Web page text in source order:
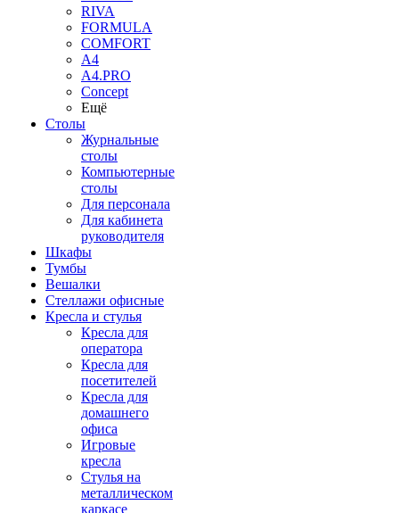
RIVA
FORMULA
COMFORT
A4
A4.PRO
Concept
Ещё
Столы
Журнальные
столы
Компьютерные
столы
Для персонала
Для кабинета
руководителя
Шкафы
Тумбы
Вешалки
Стеллажи офисные
Кресла и стулья
Кресла для
оператора
Кресла для
посетителей
Кресла для
домашнего
офиса
Игровые
кресла
Стулья на
металлическом
каркасе